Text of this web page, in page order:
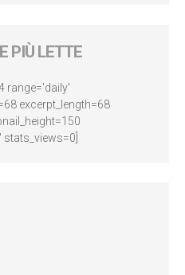
PIÙ LETTE
range='daily'
excerpt_length=68